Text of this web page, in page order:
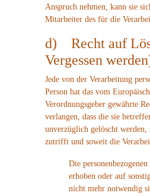
Anspruch nehmen, kann sie
Mitarbeiter des für die
d) Recht auf
Vergessen
Jede von der Verarbeitung
Person hat das vom
Verordnungsgeber gewährte
verlangen, dass die sie
unverzüglich gelöscht
zutrifft und soweit die
Die
erhoben oder auf
nicht mehr notwendig